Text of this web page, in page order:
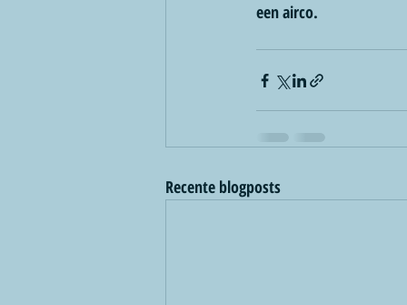
een airco.
Recente blogposts